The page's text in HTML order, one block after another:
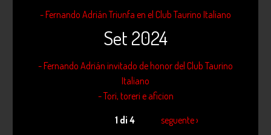
- Fernando Adrián Triunfa en el Club Taurino Italiano
Set 2024
- Fernando Adrián invitado de honor del Club Taurino
Italiano
- Tori, toreri e aficion
1 di 4
seguente ›